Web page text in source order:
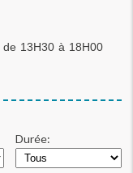
13H30 à 18H00
Durée: